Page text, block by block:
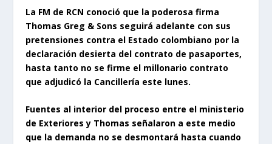
La FM de RCN conoció que la poderosa firma
Thomas Greg & Sons seguirá adelante con sus
pretensiones contra el Estado colombiano por la
declaración desierta del contrato de pasaportes,
hasta tanto no se firme el millonario contrato
que adjudicó la Cancillería este lunes.
Fuentes al interior del proceso entre el ministerio
de Exteriores y Thomas señalaron a este medio
que la demanda no se desmontará hasta cuando